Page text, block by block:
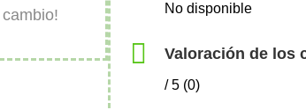
No disponible
Valoración de los
/ 5 (0)